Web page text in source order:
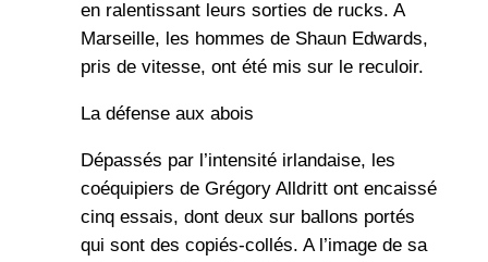
en ralentissant leurs sorties de rucks. A
Marseille, les hommes de Shaun Edwards,
pris de vitesse, ont été mis sur le reculoir.
La défense aux abois
Dépassés par l’intensité irlandaise, les
coéquipiers de Grégory Alldritt ont encaissé
cinq essais, dont deux sur ballons portés
qui sont des copiés-collés. A l’image de sa